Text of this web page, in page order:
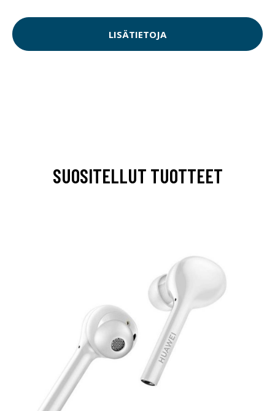
LISÄTIETOJA
SUOSITELLUT TUOTTEET